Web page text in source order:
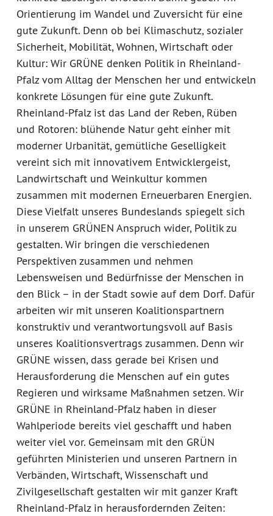
Orientierung im Wandel und Zuversicht für eine
gute Zukunft. Denn ob bei Klimaschutz, sozialer
Sicherheit, Mobilität, Wohnen, Wirtschaft oder
Kultur: Wir GRÜNE denken Politik in Rheinland-
Pfalz vom Alltag der Menschen her und entwickeln
konkrete Lösungen für eine gute Zukunft.
Rheinland-Pfalz ist das Land der Reben, Rüben
und Rotoren: blühende Natur geht einher mit
moderner Urbanität, gemütliche Geselligkeit
vereint sich mit innovativem Entwicklergeist,
Landwirtschaft und Weinkultur kommen
zusammen mit modernen Erneuerbaren Energien.
Diese Vielfalt unseres Bundeslands spiegelt sich
in unserem GRÜNEN Anspruch wider, Politik zu
gestalten. Wir bringen die verschiedenen
Perspektiven zusammen und nehmen
Lebensweisen und Bedürfnisse der Menschen in
den Blick – in der Stadt sowie auf dem Dorf. Dafür
arbeiten wir mit unseren Koalitionspartnern
konstruktiv und verantwortungsvoll auf Basis
unseres Koalitionsvertrags zusammen. Denn wir
GRÜNE wissen, dass gerade bei Krisen und
Herausforderung die Menschen auf ein gutes
Regieren und wirksame Maßnahmen setzen. Wir
GRÜNE in Rheinland-Pfalz haben in dieser
Wahlperiode bereits viel geschafft und haben
weiter viel vor. Gemeinsam mit den GRÜN
geführten Ministerien und unseren Partnern in
Verbänden, Wirtschaft, Wissenschaft und
Zivilgesellschaft gestalten wir mit ganzer Kraft
Rheinland-Pfalz in herausfordernden Zeiten: